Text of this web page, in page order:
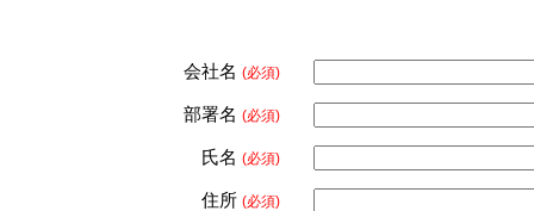
会社名 (必須)
部署名 (必須)
氏名 (必須)
住所 (必須)